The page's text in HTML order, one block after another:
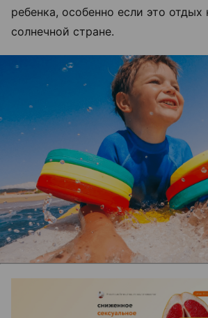
ребенка, особенно если это отдых
солнечной стране.